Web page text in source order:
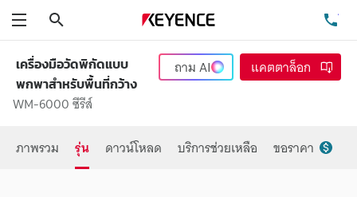
เครื่องมือวัดพิกัดแบบ
พกพาสำหรับพื้นที่กว้าง
WM-6000 ซีรีส์
ถามAI แคตตาล็อก
ภาพรวม รุ่น ดาวน์โหลด บริการช่วยเหลือ ขอราคา